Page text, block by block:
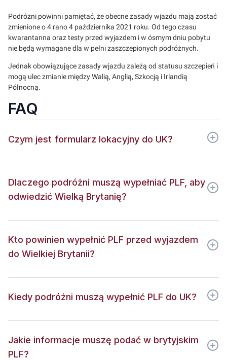
Podróżni powinni pamiętać, że obecne zasady wjazdu mają zostać
zmienione o 4 rano 4 października 2021 roku. Od tego czasu
kwarantanna oraz testy przed wyjazdem i w ósmym dniu pobytu
nie będą wymagane dla w pełni zaszczepionych podróżnych.
Jednak obowiązujące zasady wjazdu zależą od statusu szczepień i
mogą ulec zmianie między Walią, Anglią, Szkocją i Irlandią
Północną.
FAQ
Czym jest formularz lokacyjny do UK?
Dlaczego podróżni muszą wypełniać PLF, aby
odwiedzić Wielką Brytanię?
Kto powinien wypełnić PLF przed wyjazdem
do Wielkiej Brytanii?
Kiedy podróżni muszą wypełnić PLF do UK?
Jakie informacje muszę podać w brytyjskim
PLF?